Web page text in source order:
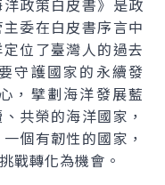
政策白皮書》是政
委在白皮書序言中
位了臺灣人的過去
守護國家的永續發
，擘劃海洋發展藍
共榮的海洋國家，
個有韌性的國家，
戰轉化為機會。